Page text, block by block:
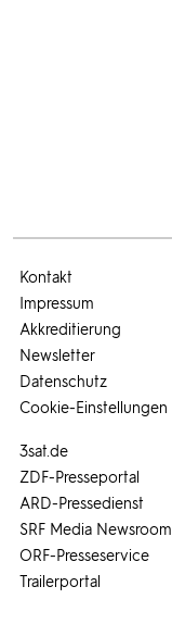
3sat.de
ZDF-Presseportal
ARD-Pressedienst
SRF Media Newsroom
ORF-Presseservice
Trailerportal
Kontakt
Impressum
Akkreditierung
Newsletter
Datenschutz
Cookie-Einstellungen